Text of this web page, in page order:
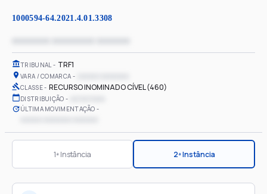
1000594-64.2021.4.01.3308
TRIBUNAL TRF1
VARA / COMARCA
CLASSE RECURSO INOMINADO CÍVEL (460)
DISTRIBUIÇÃO
ÚLTIMA MOVIMENTAÇÃO
1ª Instância 2ª Instância